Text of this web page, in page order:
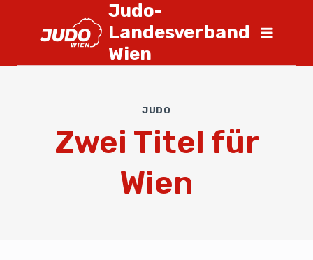
Judo-
Landesverband
Wien
JUDO
Zwei Titel für
Wien